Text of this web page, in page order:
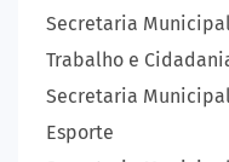
Secretaria
Trabalho e
Secretaria
Esporte